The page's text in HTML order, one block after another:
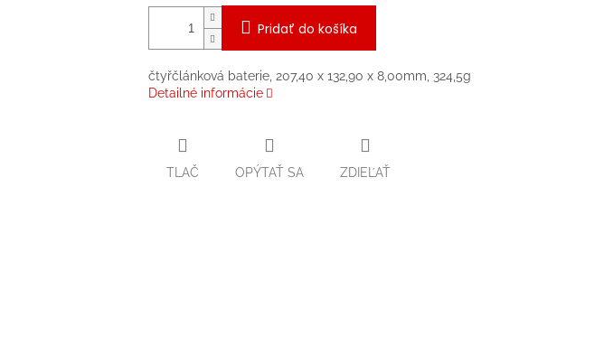
Pridať do košíka
čtyřčlánková baterie, 207,40 x 132,90 x 8,00mm, 324,5g
Detailné informácie
TLAČ OPÝTAŤ SA ZDIEĽAŤ